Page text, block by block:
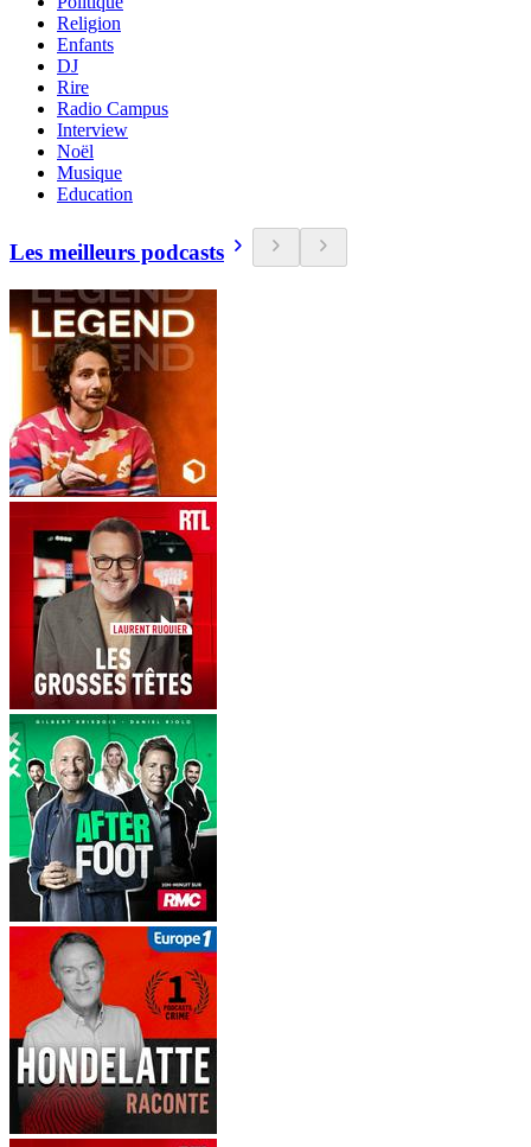
Religion
Enfants
DJ
Rire
Radio Campus
Interview
Noël
Musique
Education
Les meilleurs podcasts